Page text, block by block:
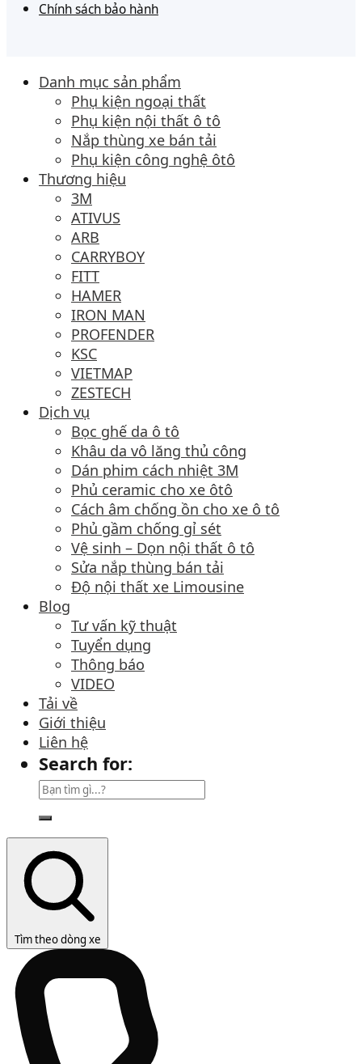
Chính sách bảo hành
Danh mục sản phẩm
Phụ kiện ngoại thất
Phụ kiện nội thất ô tô
Nắp thùng xe bán tải
Phụ kiện công nghệ ôtô
Thương hiệu
3M
ATIVUS
ARB
CARRYBOY
FITT
HAMER
IRON MAN
PROFENDER
KSC
VIETMAP
ZESTECH
Dịch vụ
Bọc ghế da ô tô
Khâu da vô lăng thủ công
Dán phim cách nhiệt 3M
Phủ ceramic cho xe ôtô
Cách âm chống ồn cho xe ô tô
Phủ gầm chống gỉ sét
Vệ sinh – Dọn nội thất ô tô
Sửa nắp thùng bán tải
Độ nội thất xe Limousine
Blog
Tư vấn kỹ thuật
Tuyển dụng
Thông báo
VIDEO
Tải về
Giới thiệu
Liên hệ
Search for:
Tìm theo dòng xe